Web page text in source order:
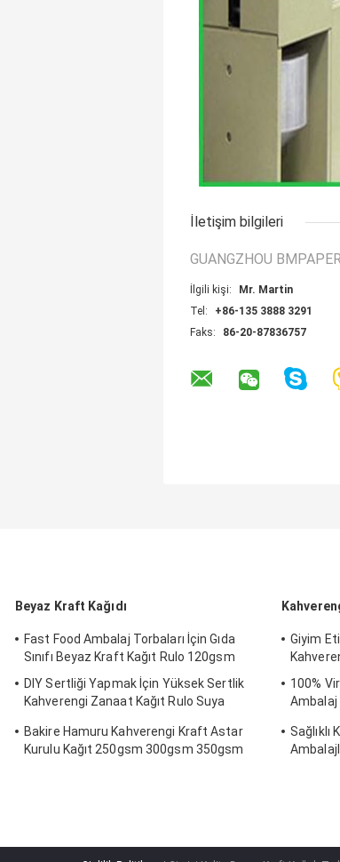
İletişim bilgileri
GUANGZHOU
İlgili kişi:
Mr. Martin
Tel:
+86-135 3888 3291
Faks:
86-20-87836757
Beyaz Kraft Kağıdı
Fast Food Ambalaj Torbaları İçin Gıda
Sınıfı Beyaz Kraft Kağıt Rulo 120gsm
DIY Sertliği Yapmak İçin Yüksek Sertlik
Kahverengi Zanaat Kağıt Rulo Suya
Bakire Hamuru Kahverengi Kraft Astar
Kurulu Kağıt 250gsm 300gsm 350gsm
Giyim
100%
Ambalaj
Sağlıklı